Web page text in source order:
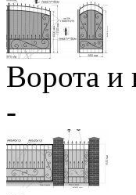
Ворота и
-